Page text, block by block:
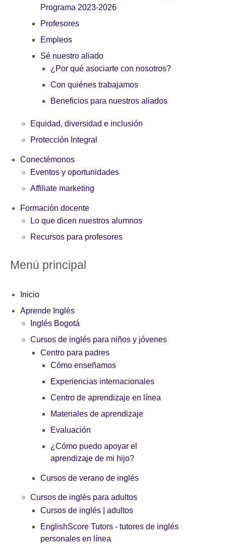
Programa 2023-2026
Profesores
Empleos
Sé nuestro aliado
¿Por qué asociarte con nosotros?
Con quiénes trabajamos
Beneficios para nuestros aliados
Equidad, diversidad e inclusión
Protección Integral
Conectémonos
Eventos y oportunidades
Affiliate marketing
Formación docente
Lo que dicen nuestros alumnos
Recursos para profesores
Menú principal
Inicio
Aprende Inglés
Inglés Bogotá
Cursos de inglés para niños y jóvenes
Centro para padres
Cómo enseñamos
Experiencias internacionales
Centro de aprendizaje en línea
Materiales de aprendizaje
Evaluación
¿Cómo puedo apoyar el
aprendizaje de mi hijo?
Cursos de verano de inglés
Cursos de inglés para adultos
Cursos de inglés | adultos
EnglishScore Tutors - tutores de inglés
personales en línea